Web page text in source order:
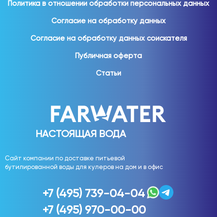
Для домашнего использования востребованы:
вода 19 литров;
вода 1,5 литра;
Различные форматы позволяют выбрать удобное
Обеспечение сотрудников качественной питьевой
водой является важной частью комфортного рабочего
пространства.
Вода используется:
НАСТОЯЩАЯ ВОДА
Сайт компании по доставке питьевой
бутилированной воды для кулеров на дом и в офис
Политика в отношении обработки персональных данных
Согласие на обработку данных
Согласие на обработку данных соискателя
Публичная оферта
Статьи
+7 (495) 739-04-04
+7 (495) 970-00-00